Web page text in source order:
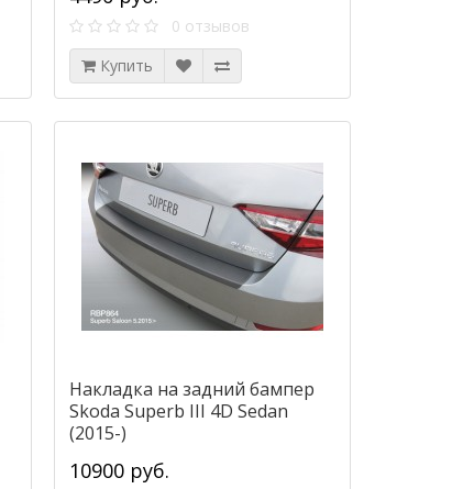
0 отзывов
Купить
Накладка на задний бампер
Skoda Superb III 4D Sedan
(2015-)
10900 руб.